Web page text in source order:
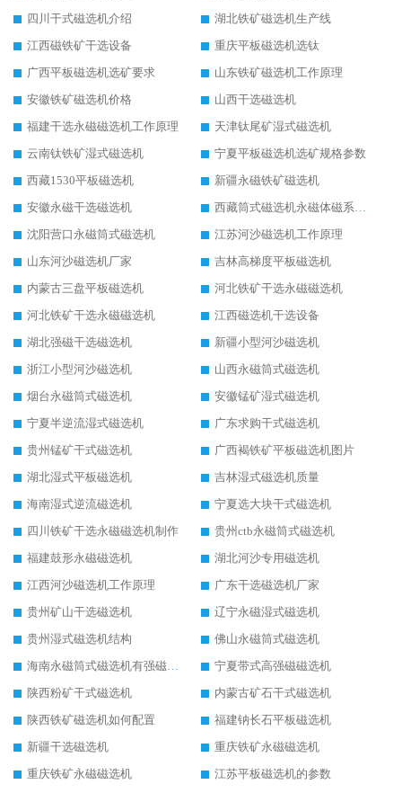
四川干式磁选机介绍
湖北铁矿磁选机生产线
江西磁铁矿干选设备
重庆平板磁选机选钛
广西平板磁选机选矿要求
山东铁矿磁选机工作原理
安徽铁矿磁选机价格
山西干选磁选机
福建干选永磁磁选机工作原理
天津钛尾矿湿式磁选机
云南钛铁矿湿式磁选机
宁夏平板磁选机选矿规格参数
西藏1530平板磁选机
新疆永磁铁矿磁选机
安徽永磁干选磁选机
西藏筒式磁选机永磁体磁系设计
沈阳营口永磁筒式磁选机
江苏河沙磁选机工作原理
山东河沙磁选机厂家
吉林高梯度平板磁选机
内蒙古三盘平板磁选机
河北铁矿干选永磁磁选机
河北铁矿干选永磁磁选机
江西磁选机干选设备
湖北强磁干选磁选机
新疆小型河沙磁选机
浙江小型河沙磁选机
山西永磁筒式磁选机
烟台永磁筒式磁选机
安徽锰矿湿式磁选机
宁夏半逆流湿式磁选机
广东求购干式磁选机
贵州锰矿干式磁选机
广西褐铁矿平板磁选机图片
湖北湿式平板磁选机
吉林湿式磁选机质量
海南湿式逆流磁选机
宁夏选大块干式磁选机
四川铁矿干选永磁磁选机制作
贵州ctb永磁筒式磁选机
福建鼓形永磁磁选机
湖北河沙专用磁选机
江西河沙磁选机工作原理
广东干选磁选机厂家
贵州矿山干选磁选机
辽宁永磁湿式磁选机
贵州湿式磁选机结构
佛山永磁筒式磁选机
海南永磁筒式磁选机有强磁的吗
宁夏带式高强磁磁选机
陕西粉矿干式磁选机
内蒙古矿石干式磁选机
陕西铁矿磁选机如何配置
福建钠长石平板磁选机
新疆干选磁选机
重庆铁矿永磁磁选机
重庆铁矿永磁磁选机
江苏平板磁选机的参数